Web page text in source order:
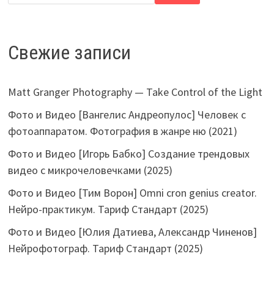
Свежие записи
Matt Granger Photography — Take Control of the Light
Фото и Видео [Вангелис Андреопулос] Человек с
фотоаппаратом. Фотография в жанре ню (2021)
Фото и Видео [Игорь Бабко] Создание трендовых
видео с микрочеловечками (2025)
Фото и Видео [Тим Ворон] Omni cron genius creator.
Нейро-практикум. Тариф Стандарт (2025)
Фото и Видео [Юлия Датиева, Александр Чиненов]
Нейрофотограф. Тариф Стандарт (2025)